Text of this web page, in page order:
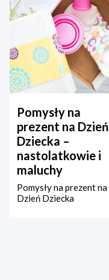
Pomysły na
prezent na Dzień
Dziecka –
nastolatkowie i
maluchy
Pomysły na prezent na
Dzień Dziecka